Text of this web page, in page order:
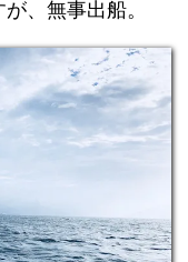
、無事出船。